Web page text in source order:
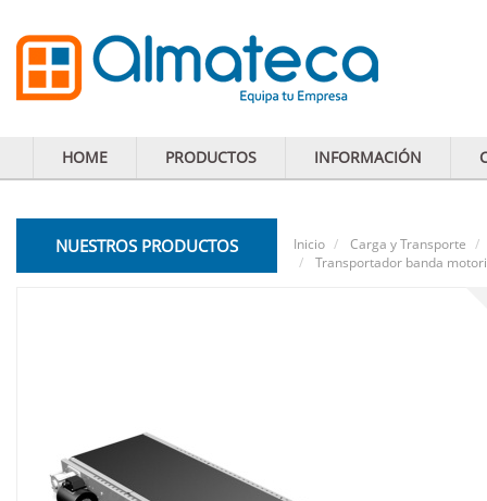
HOME PRODUCTOS INFORMACIÓN
NUESTROS PRODUCTOS Inicio
Carga y Transporte
Transportador banda